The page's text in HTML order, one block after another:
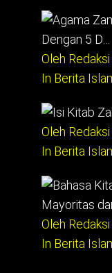
Dengan 5 D…
Oleh
In Berita
Oleh
In Berita
Mayoritas
Oleh
In Berita